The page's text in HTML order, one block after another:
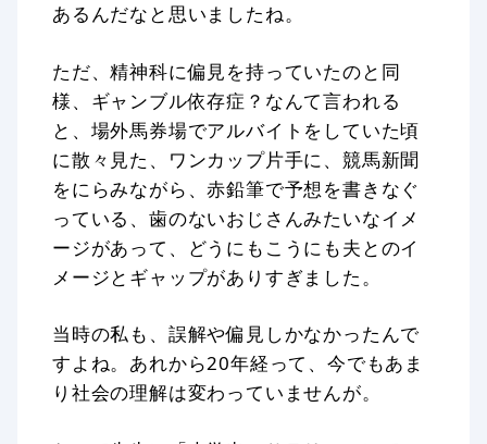
あるんだなと思いましたね。
ただ、精神科に偏見を持っていたのと同
様、ギャンブル依存症？なんて言われる
と、場外馬券場でアルバイトをしていた頃
に散々見た、ワンカップ片手に、競馬新聞
をにらみながら、赤鉛筆で予想を書きなぐ
っている、歯のないおじさんみたいなイメ
ージがあって、どうにもこうにも夫とのイ
メージとギャップがありすぎました。
当時の私も、誤解や偏見しかなかったんで
すよね。あれから20年経って、今でもあま
り社会の理解は変わっていませんが。